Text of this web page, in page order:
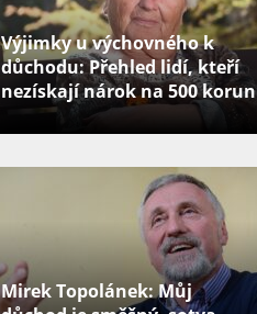
Výjimky u výchovného k
důchodu: Přehled lidí, kteří
nezískají nárok na 500 korun
za děti
Mirek Topolánek: Můj